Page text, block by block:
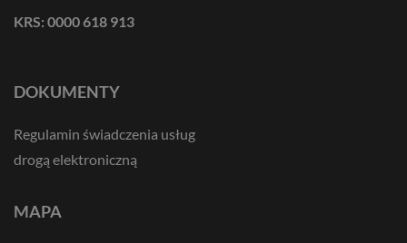
KRS: 0000 618 913
DOKUMENTY
Regulamin świadczenia usług
drogą elektroniczną
MAPA